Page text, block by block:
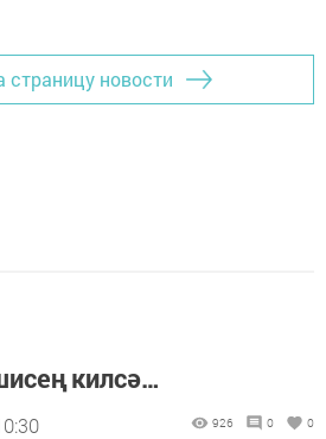
страницу новости
килсә…
926 0 0